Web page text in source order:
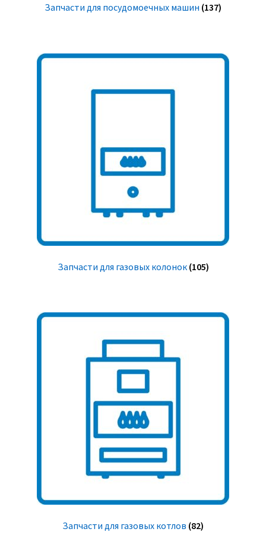
Запчасти для посудомоечных машин (137)
Запчасти для газовых колонок (105)
Запчасти для газовых котлов (82)